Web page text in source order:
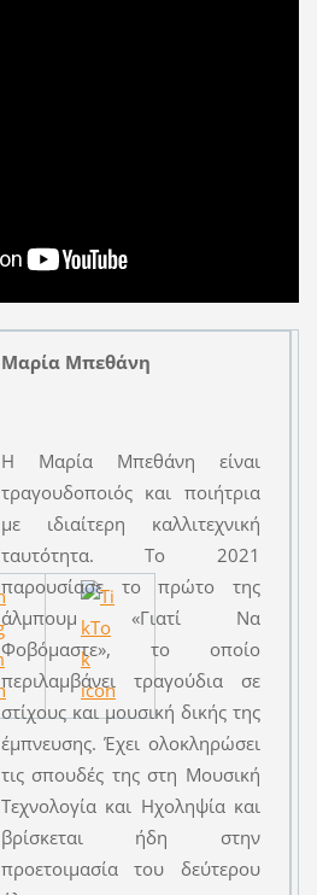
Μαρία Μπεθάνη
Η Μαρία Μπεθάνη είναι
τραγουδοποιός και ποιήτρια
με ιδιαίτερη καλλιτεχνική
ταυτότητα. Το 2021
παρουσίασε το πρώτο της
άλμπουμ «Γιατί Να
Φοβόμαστε», το οποίο
περιλαμβάνει τραγούδια σε
στίχους και μουσική δικής της
έμπνευσης. Έχει ολοκληρώσει
τις σπουδές της στη Μουσική
Τεχνολογία και Ηχοληψία και
βρίσκεται ήδη στην
προετοιμασία του δεύτερου